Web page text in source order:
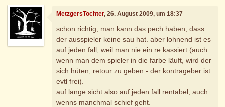
MetzgersTochter, 26. August 2009, um 18:37
schon richtig, man kann das pech haben, dass
der ausspieler keine sau hat. aber lohnend ist es
auf jeden fall, weil man nie ein re kassiert (auch
wenn man dem spieler in die farbe läuft, wird der
sich hüten, retour zu geben - der kontrageber ist
evtl frei).
auf lange sicht also auf jeden fall rentabel, auch
wenns manchmal schief geht.